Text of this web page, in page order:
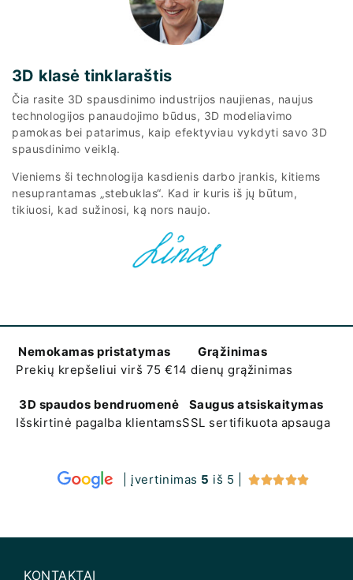
3D klasė tinklaraštis
Čia rasite 3D spausdinimo industrijos naujienas, naujus
technologijos panaudojimo būdus, 3D modeliavimo
pamokas bei patarimus, kaip efektyviau vykdyti savo 3D
spausdinimo veiklą.
Vieniems ši technologija kasdienis darbo įrankis, kitiems
nesuprantamas „stebuklas“. Kad ir kuris iš jų būtum,
tikiuosi, kad sužinosi, ką nors naujo.
Nemokamas pristatymas
Prekių krepšeliui virš 75 €
Grąžinimas
14 dienų grąžinimas
3D spaudos bendruomenė
Išskirtinė pagalba klientams
Saugus atsiskaitymas
SSL sertifikuota apsauga
| įvertinimas 5 iš 5 | 
KONTAKTAI